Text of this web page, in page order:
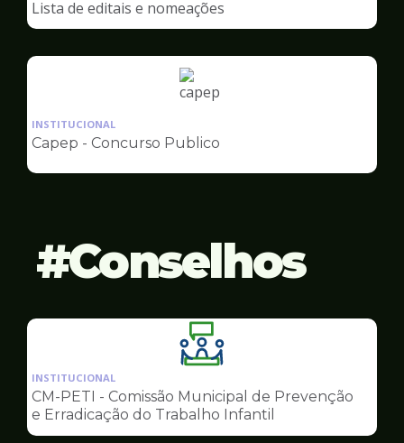
Capep
Lista de editais e nomeações
Ilustração
pagina
Capep
INSTITUCIONAL
Capep - Concurso Publico
Conselhos
Ilustração
da
pagina
de
Conselhos
INSTITUCIONAL
CM-PETI - Comissão Municipal de Prevenção
e Erradicação do Trabalho Infantil